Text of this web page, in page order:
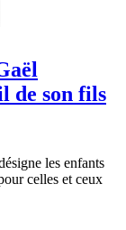
de son fils
les enfants
celles et ceux